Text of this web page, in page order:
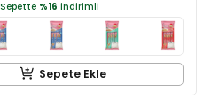
Sepette %16 indirimli
Sepete Ekle